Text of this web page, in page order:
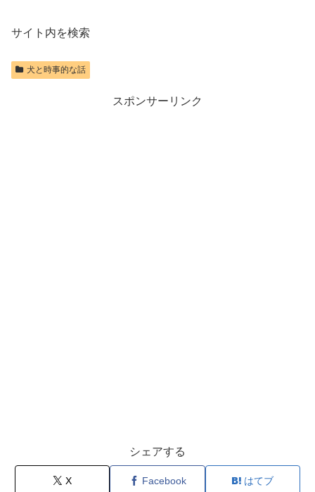
サイト内を検索
犬と時事的な話
スポンサーリンク
シェアする
X Facebook はてブ